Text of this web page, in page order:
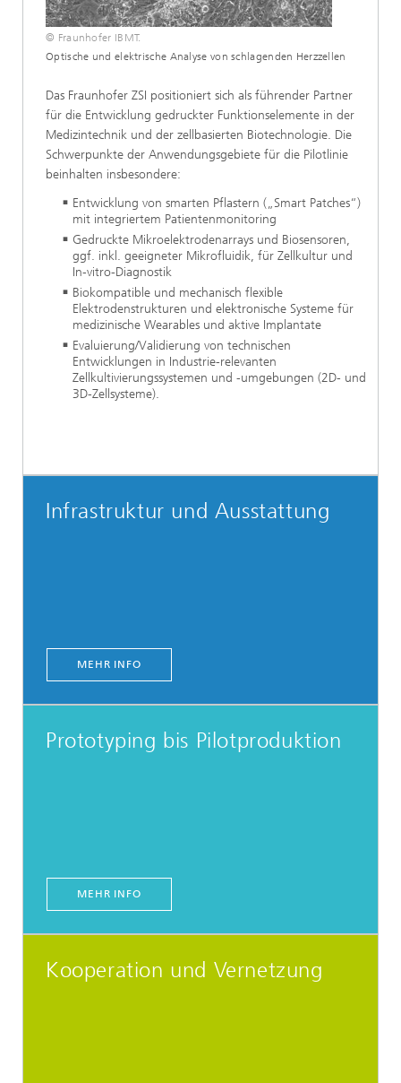
© Fraunhofer IBMT.
Optische und elektrische Analyse von schlagenden Herzzellen
Das Fraunhofer ZSI positioniert sich als führender Partner
für die Entwicklung gedruckter Funktionselemente in der
Medizintechnik und der zellbasierten Biotechnologie. Die
Schwerpunkte der Anwendungsgebiete für die Pilotlinie
beinhalten insbesondere:
Entwicklung von smarten Pflastern („Smart Patches“)
mit integriertem Patientenmonitoring
Gedruckte Mikroelektrodenarrays und Biosensoren,
ggf. inkl. geeigneter Mikrofluidik, für Zellkultur und
In-vitro-Diagnostik
Biokompatible und mechanisch flexible
Elektrodenstrukturen und elektronische Systeme für
medizinische Wearables und aktive Implantate
Evaluierung/Validierung von technischen
Entwicklungen in Industrie-relevanten
Zellkultivierungssystemen und -umgebungen (2D- und
3D-Zellsysteme).
Infrastruktur und Ausstattung
MEHR INFO
Prototyping bis Pilotproduktion
MEHR INFO
Kooperation und Vernetzung